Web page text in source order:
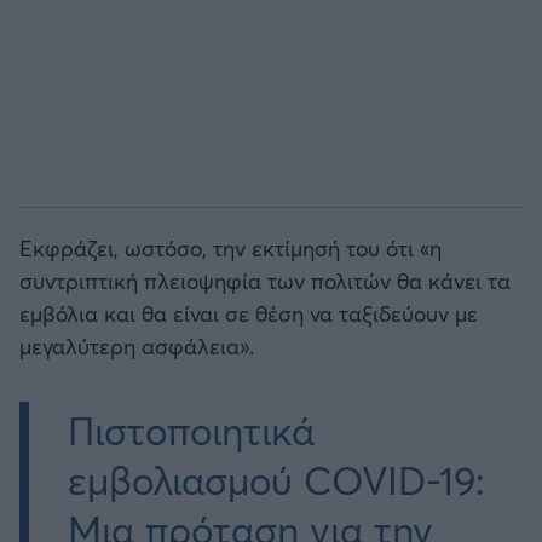
Εκφράζει, ωστόσο, την εκτίμησή του ότι «η
συντριπτική πλειοψηφία των πολιτών θα κάνει τα
εμβόλια και θα είναι σε θέση να ταξιδεύουν με
μεγαλύτερη ασφάλεια».
Πιστοποιητικά
εμβολιασμού COVID-19:
Μια πρόταση για την